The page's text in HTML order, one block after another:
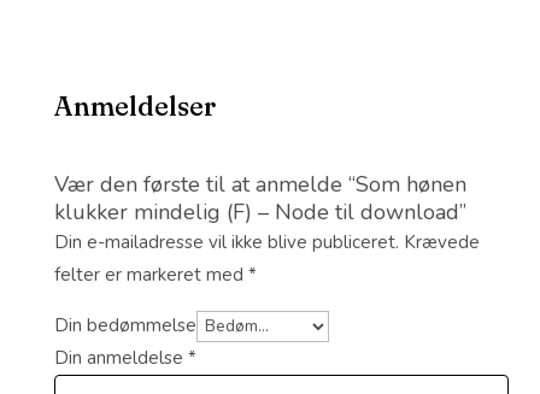
Anmeldelser
Vær den første til at anmelde “Som hønen
klukker mindelig (F) – Node til download”
Din e-mailadresse vil ikke blive publiceret. Krævede
felter er markeret med *
Din bedømmelse
Din anmeldelse *